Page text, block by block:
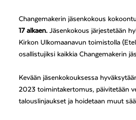
Changemakerin jäsenkokous
17 alkaen. Jäsenkokous järjestetään
Kirkon Ulkomaanavun toimistolla
osallistujiksi kaikkia Changemakerin
Kevään jäsenkokouksessa
2023 toimintakertomus, päivitetään
talouslinjaukset ja hoidetaan muut